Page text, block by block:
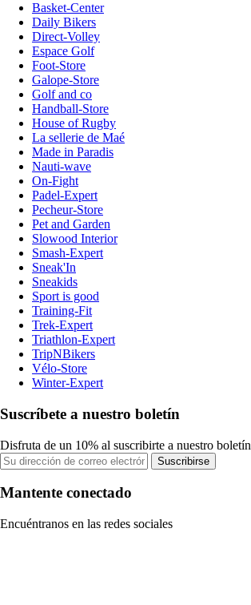
Basket-Center
Daily Bikers
Direct-Volley
Espace Golf
Foot-Store
Galope-Store
Golf and co
Handball-Store
House of Rugby
La sellerie de Maé
Made in Paradis
Nauti-wave
On-Fight
Padel-Expert
Pecheur-Store
Pet and Garden
Slowood Interior
Smash-Expert
Sneak'In
Sneakids
Sport is good
Training-Fit
Trek-Expert
Triathlon-Expert
TripNBikers
Vélo-Store
Winter-Expert
Suscríbete a nuestro boletín
Disfruta de un 10% al suscribirte a nuestro boletín
Suscribirse
Mantente conectado
Encuéntranos en las redes sociales